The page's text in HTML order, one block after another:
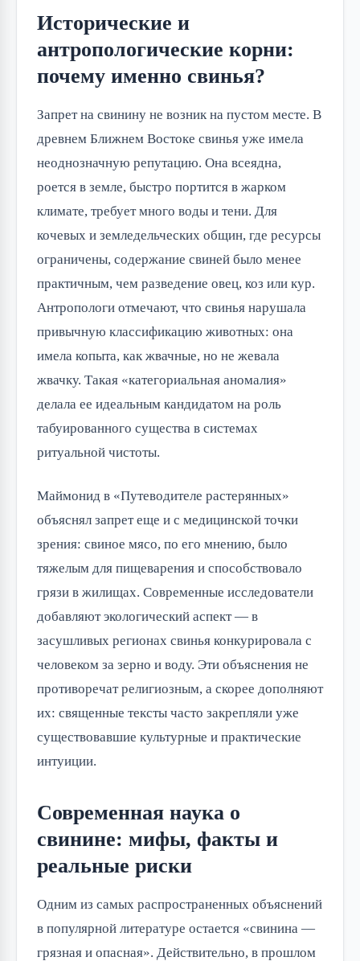
Исторические и
антропологические корни:
почему именно свинья?
Запрет на свинину не возник на пустом месте. В
древнем Ближнем Востоке свинья уже имела
неоднозначную репутацию. Она всеядна,
роется в земле, быстро портится в жарком
климате, требует много воды и тени. Для
кочевых и земледельческих общин, где ресурсы
ограничены, содержание свиней было менее
практичным, чем разведение овец, коз или кур.
Антропологи отмечают, что свинья нарушала
привычную классификацию животных: она
имела копыта, как жвачные, но не жевала
жвачку. Такая «категориальная аномалия»
делала ее идеальным кандидатом на роль
табуированного существа в системах
ритуальной чистоты.
Маймонид в «Путеводителе растерянных»
объяснял запрет еще и с медицинской точки
зрения: свиное мясо, по его мнению, было
тяжелым для пищеварения и способствовало
грязи в жилищах. Современные исследователи
добавляют экологический аспект — в
засушливых регионах свинья конкурировала с
человеком за зерно и воду. Эти объяснения не
противоречат религиозным, а скорее дополняют
их: священные тексты часто закрепляли уже
существовавшие культурные и практические
интуиции.
Современная наука о
свинине: мифы, факты и
реальные риски
Одним из самых распространенных объяснений
в популярной литературе остается «свинина —
грязная и опасная». Действительно, в прошлом